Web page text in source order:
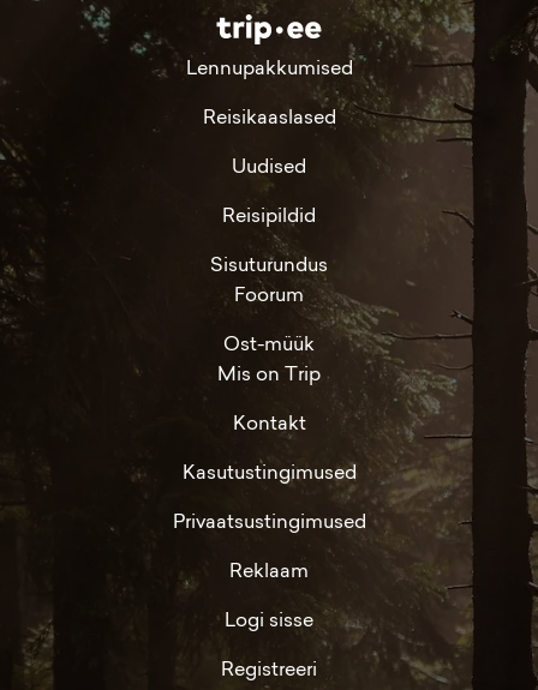
Lennupakkumised
Reisikaaslased
Uudised
Reisipildid
Sisuturundus
Foorum
Ost-müük
Mis on Trip
Kontakt
Kasutustingimused
Privaatsustingimused
Reklaam
Logi sisse
Registreeri